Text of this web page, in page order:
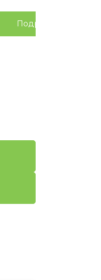
Подробнее